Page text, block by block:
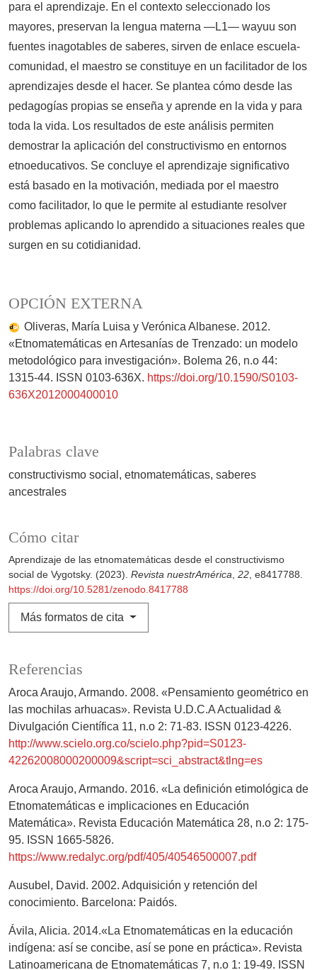
Palabras clave
constructivismo social etnomatemáticas saberes
ancestrales
OPCIÓN EXTERNA
Oliveras, María Luisa y Verónica Albanese. 2012.
«Etnomatemáticas en Artesanías de Trenzado: un modelo
metodológico para investigación». Bolema 26, n.o 44:
1315-44. ISSN 0103-636X. https://doi.org/10.1590/S0103-
636X2012000400010
Cómo citar
Aprendizaje de las etnomatemáticas desde el constructivismo
social de Vygotsky. (2023). Revista nuestrAmérica, 22, e8417788.
https://doi.org/10.5281/zenodo.8417788
Más formatos de cita
para el aprendizaje. En el contexto seleccionado los
mayores, preservan la lengua materna —L1— wayuu son
fuentes inagotables de saberes, sirven de enlace escuela-
comunidad, el maestro se constituye en un facilitador de los
aprendizajes desde el hacer. Se plantea cómo desde las
pedagogías propias se enseña y aprende en la vida y para
toda la vida. Los resultados de este análisis permiten
demostrar la aplicación del constructivismo en entornos
etnoeducativos. Se concluye el aprendizaje significativo
está basado en la motivación, mediada por el maestro
como facilitador, lo que le permite al estudiante resolver
problemas aplicando lo aprendido a situaciones reales que
surgen en su cotidianidad.
Referencias
Aroca Araujo, Armando. 2008. «Pensamiento geométrico en
las mochilas arhuacas». Revista U.D.C.A Actualidad &
Divulgación Científica 11, n.o 2: 71-83. ISSN 0123-4226.
http://www.scielo.org.co/scielo.php?pid=S0123-
42262008000200009&script=sci_abstract&tlng=es
Aroca Araujo, Armando. 2016. «La definición etimológica de
Etnomatemáticas e implicaciones en Educación
Matemática». Revista Educación Matemática 28, n.o 2: 175-
95. ISSN 1665-5826.
https://www.redalyc.org/pdf/405/40546500007.pdf
Ausubel, David. 2002. Adquisición y retención del
conocimiento. Barcelona: Paidós.
Ávila, Alicia. 2014.«La Etnomatemáticas en la educación
indígena: así se concibe, así se pone en práctica». Revista
Latinoamericana de Etnomatemáticas 7, n.o 1: 19-49. ISSN